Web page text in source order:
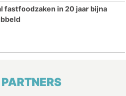
fastfoodzaken in 20 jaar bijna
PARTNERS